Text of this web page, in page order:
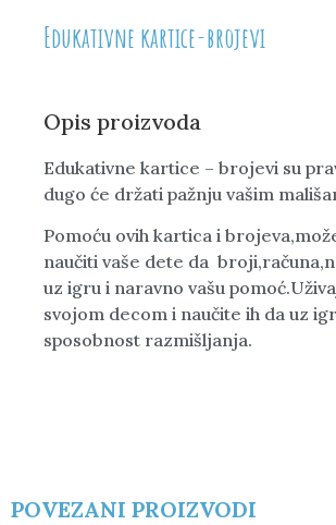
Edukativne kartice-brojevi
Opis proizvoda
Edukativne kartice – brojevi su
dugo će držati pažnju vašim
Pomoću ovih kartica i
naučiti vaše dete da
uz igru i naravno vašu
svojom decom i naučite ih da uz
sposobnost razmišljanja.
POVEZANI PROIZVODI